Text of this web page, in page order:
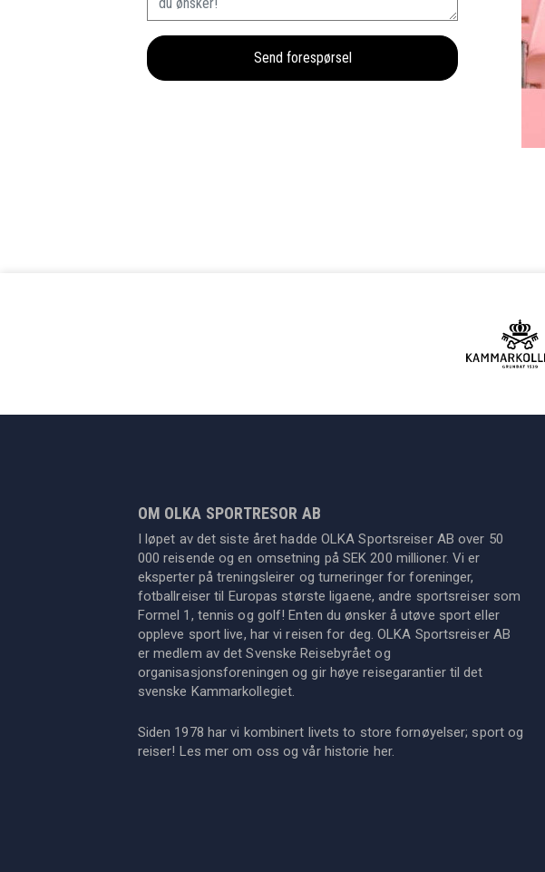
OM OLKA SPORTRESOR AB
I løpet av det siste året hadde OLKA Sportsreiser AB over 50
000 reisende og en omsetning på SEK 200 millioner. Vi er
eksperter på treningsleirer og turneringer for foreninger,
fotballreiser til Europas største ligaene, andre sportsreiser som
Formel 1, tennis og golf! Enten du ønsker å utøve sport eller
oppleve sport live, har vi reisen for deg. OLKA Sportsreiser AB
er medlem av det Svenske Reisebyrået og
organisasjonsforeningen og gir høye reisegarantier til det
svenske Kammarkollegiet.
Siden 1978 har vi kombinert livets to store fornøyelser; sport og
reiser! Les mer om oss og vår historie her.